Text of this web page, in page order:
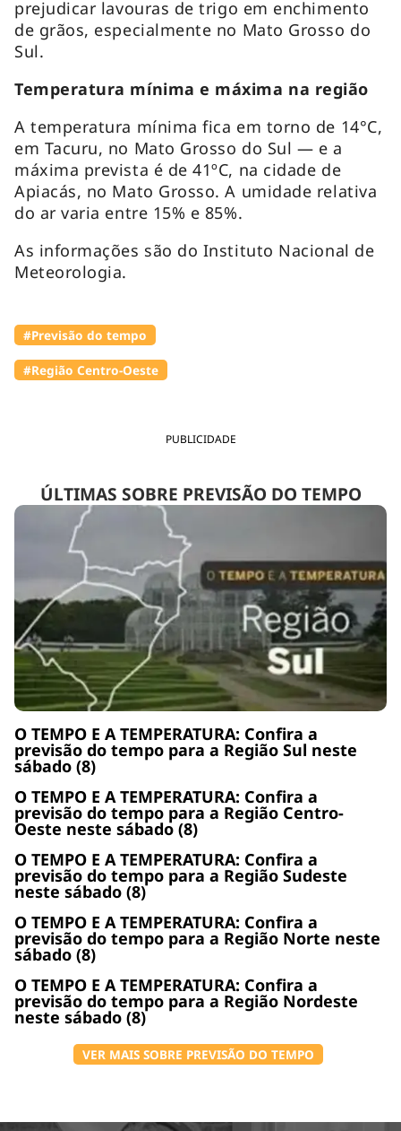
PUBLICIDADE
ÚLTIMAS SOBRE PREVISÃO DO TEMPO
O TEMPO E A TEMPERATURA: Confira a
previsão do tempo para a Região Sul neste
sábado (8)
O TEMPO E A TEMPERATURA: Confira a
previsão do tempo para a Região Centro-
Oeste neste sábado (8)
O TEMPO E A TEMPERATURA: Confira a
previsão do tempo para a Região Sudeste
neste sábado (8)
O TEMPO E A TEMPERATURA: Confira a
previsão do tempo para a Região Norte neste
sábado (8)
O TEMPO E A TEMPERATURA: Confira a
previsão do tempo para a Região Nordeste
neste sábado (8)
VER MAIS SOBRE PREVISÃO DO TEMPO
prejudicar lavouras de trigo em enchimento
de grãos, especialmente no Mato Grosso do
Sul.
Temperatura mínima e máxima na região
A temperatura mínima fica em torno de 14°C,
em Tacuru, no Mato Grosso do Sul — e a
máxima prevista é de 41ºC, na cidade de
Apiacás, no Mato Grosso. A umidade relativa
do ar varia entre 15% e 85%.
As informações são do Instituto Nacional de
Meteorologia.
#Previsão do tempo
#Região Centro-Oeste